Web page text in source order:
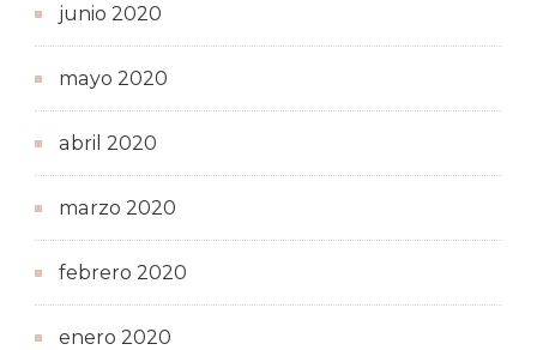
junio 2020
mayo 2020
abril 2020
marzo 2020
febrero 2020
enero 2020